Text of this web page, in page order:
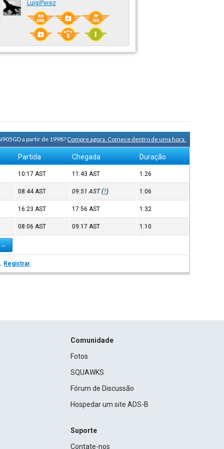
LuigiPerez
a partir de 1998?Compre agora. Comece dentro de uma hora.
Partida Chegada Duração
10:17AST 11:43AST 1:26
08:44AST 09:51AST(?) 1:06
16:23AST 17:56AST 1:32
08:06AST 09:17AST 1:10
→
Registrar
Comunidade
Fotos
SQUAWKS
Fórum de Discussão
Hospedar um site ADS-B
Suporte
Contate-nos